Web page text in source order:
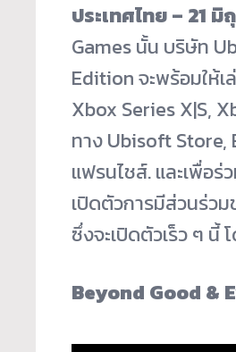
ประเทศไทย – 21 มิ
Games นั้น บริษัท
Edition จะพร้อมให้
Xbox Series X|S,
ทาง Ubisoft Store,
แฟรนไชส์. และเพื่อ
เปิดตัวการมีส่วนร่ว
ซึ่งจะเปิดตัวเร็ว ๆ นี้
Beyond Good